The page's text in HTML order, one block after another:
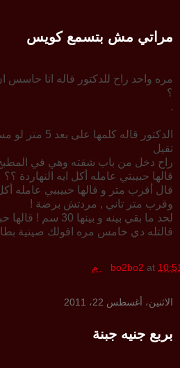
مراتي مش بتسمع كويس
مره واحد راح للدكتور قاله انا
؟
.
الدكتور قاله
تقيل
راح دخل من باب شقته وهي في
قالها حبيبتي عامله أكل ايه النهاردة
قال أقرب متر و قالها حبيببي عامله
وقرب متر تاني , مردتش برضة !
لحد ما بقي بينه و بينها 30 سم ! قالها حبيبتي عامله أكل ايه ؟
قالتله دي خامس مره اقولك صينية
bo2bo2 at م
الاثنين، أغسطس 22، 2011
بربع جنيه جبنة